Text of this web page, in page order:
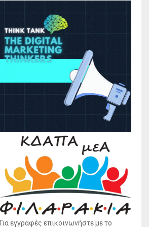
Για εγγραφές επικοινωνήστε με το